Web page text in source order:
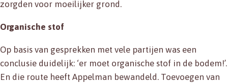
zorgden voor moeilijker grond.
Organische stof
Op basis van gesprekken met vele partijen was een
conclusie duidelijk: ‘er moet organische stof in de bodem!’.
En die route heeft Appelman bewandeld. Toevoegen van